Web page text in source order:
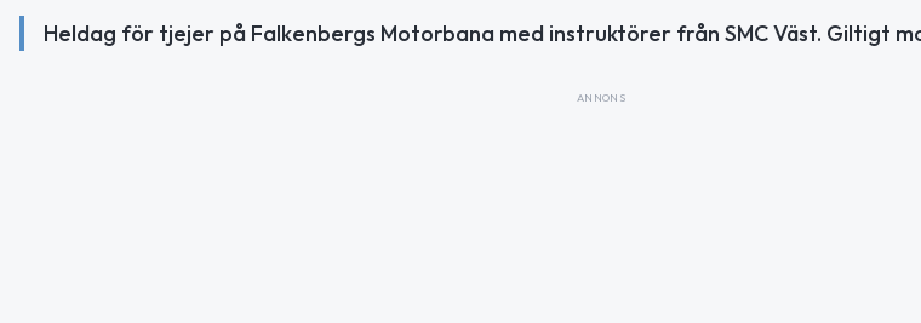
Heldag för tjejer på Falkenbergs Motorbana med instruktörer från SMC Väst. Giltigt
ANNONS